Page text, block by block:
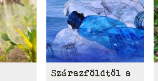
Szárazföldtől a